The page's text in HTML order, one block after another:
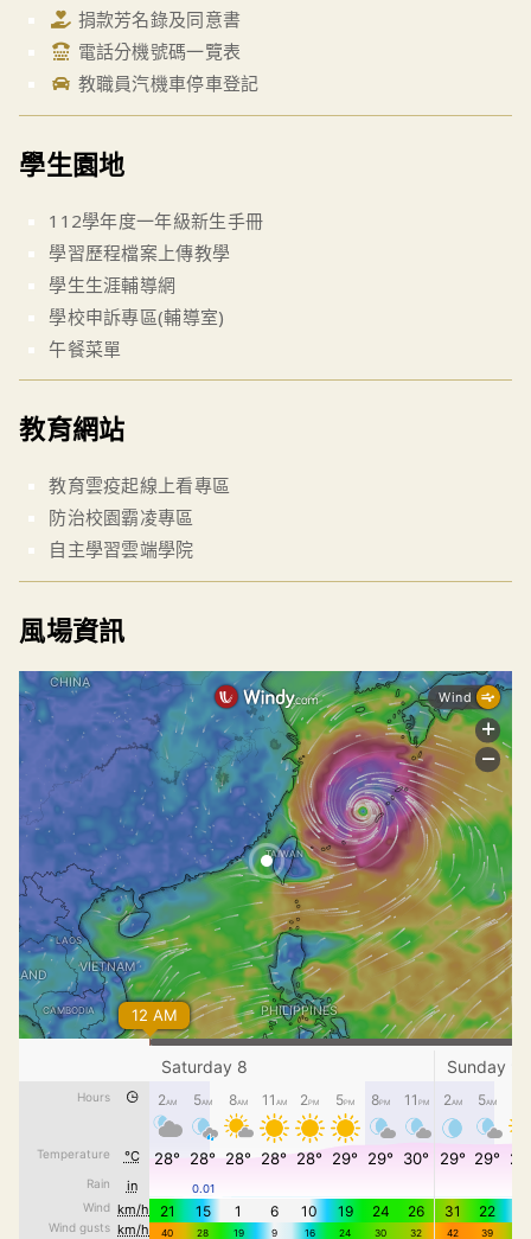
捐款芳名錄及同意書
電話分機號碼一覽表
教職員汽機車停車登記
學生園地
112學年度一年級新生手冊
學習歷程檔案上傳教學
學生生涯輔導網
學校申訴專區(輔導室)
午餐菜單
教育網站
教育雲疫起線上看專區
防治校園霸凌專區
自主學習雲端學院
風場資訊